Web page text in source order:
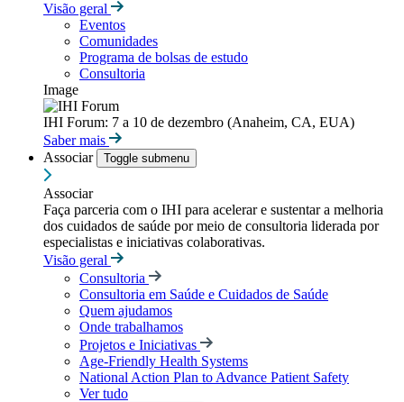
Visão geral
Eventos
Comunidades
Programa de bolsas de estudo
Consultoria
Image
IHI Forum: 7 a 10 de dezembro (Anaheim, CA, EUA)
Saber mais
Associar
Toggle submenu
Associar
Faça parceria com o IHI para acelerar e sustentar a melhoria
dos cuidados de saúde por meio de consultoria liderada por
especialistas e iniciativas colaborativas.
Visão geral
Consultoria
Consultoria em Saúde e Cuidados de Saúde
Quem ajudamos
Onde trabalhamos
Projetos e Iniciativas
Age-Friendly Health Systems
National Action Plan to Advance Patient Safety
Ver tudo